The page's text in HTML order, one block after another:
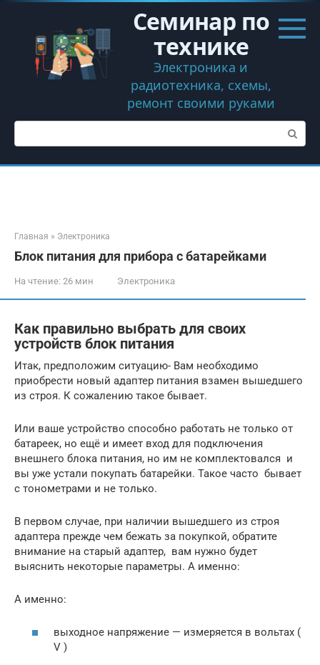
Перейти
контенту
Семинар по
технике
Электроника и
радиотехника, схемы,
ремонт своими руками
Поиск:
Главная » Электроника
Блок питания для прибора с батарейками
На чтение: 26 мин Электроника
Как правильно выбрать для своих
устройств блок питания
Итак, предположим ситуацию- Вам необходимо
приобрести новый адаптер питания взамен вышедшего
из строя. К сожалению такое бывает.
Или ваше устройство способно работать не только от
батареек, но ещё и имеет вход для подключения
внешнего блока питания, но им не комплектовался и
вы уже устали покупать батарейки. Такое часто бывает
с тонометрами и не только.
В первом случае, при наличии вышедшего из строя
адаптера прежде чем бежать за покупкой, обратите
внимание на старый адаптер, вам нужно будет
выяснить некоторые параметры. А именно:
А именно:
выходное напряжение — измеряется в вольтах (
V )